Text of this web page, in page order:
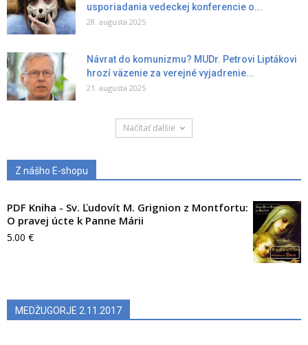
usporiadania vedeckej konferencie o...
28. augusta 2025
Návrat do komunizmu? MUDr. Petrovi Liptákovi
hrozí väzenie za verejné vyjadrenie...
21. augusta 2025
Načítať ďalšie
Z nášho E-shopu
PDF Kniha - Sv. Ľudovít M. Grignion z Montfortu:
O pravej úcte k Panne Márii
5.00 €
MEDŽUGORJE 2.11.2017